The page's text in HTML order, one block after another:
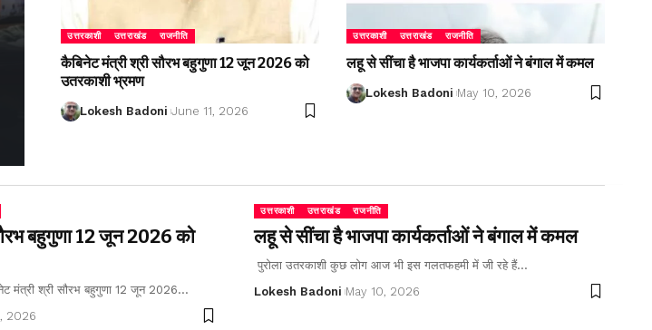
उत्तरकाशी उत्तराखंड राजनीति
कैबिनेट मंत्री श्री सौरभ बहुगुणा 12 जून 2026 को
उतरकाशी भ्रमण
Lokesh Badoni June 11, 2026
उत्तरकाशी उत्तराखंड राजनीति
लहू से सींचा है भाजपा कार्यकर्ताओं ने बंगाल में कमल
Lokesh Badoni May 10, 2026
बहुगुणा 12 जून 2026 को
मंत्री श्री सौरभ बहुगुणा 12 जून 2026…
2026
उत्तरकाशी उत्तराखंड राजनीति
लहू से सींचा है भाजपा कार्यकर्ताओं ने बंगाल में कमल
पुरोला उतरकाशी कुछ लोग आज भी इस गलतफहमी में जी रहे हैं…
Lokesh Badoni May 10, 2026